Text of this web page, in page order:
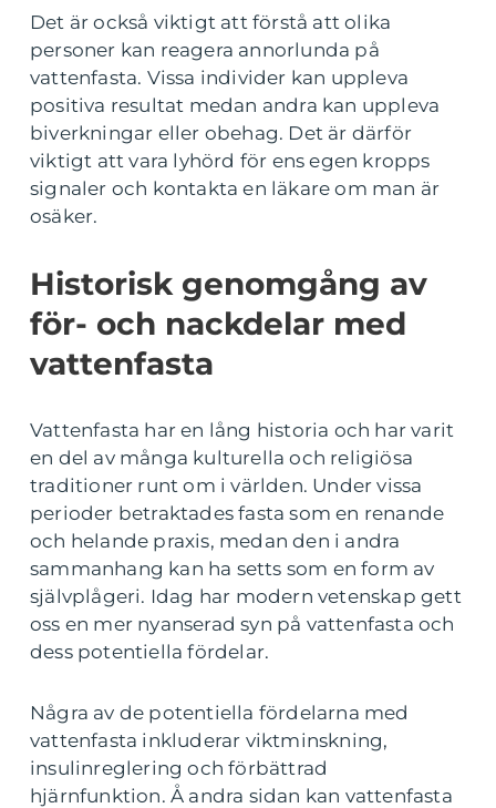
Det är också viktigt att förstå att olika
personer kan reagera annorlunda på
vattenfasta. Vissa individer kan uppleva
positiva resultat medan andra kan uppleva
biverkningar eller obehag. Det är därför
viktigt att vara lyhörd för ens egen kropps
signaler och kontakta en läkare om man är
osäker.
Historisk genomgång av
för- och nackdelar med
vattenfasta
Vattenfasta har en lång historia och har varit
en del av många kulturella och religiösa
traditioner runt om i världen. Under vissa
perioder betraktades fasta som en renande
och helande praxis, medan den i andra
sammanhang kan ha setts som en form av
självplågeri. Idag har modern vetenskap gett
oss en mer nyanserad syn på vattenfasta och
dess potentiella fördelar.
Några av de potentiella fördelarna med
vattenfasta inkluderar viktminskning,
insulinreglering och förbättrad
hjärnfunktion. Å andra sidan kan vattenfasta